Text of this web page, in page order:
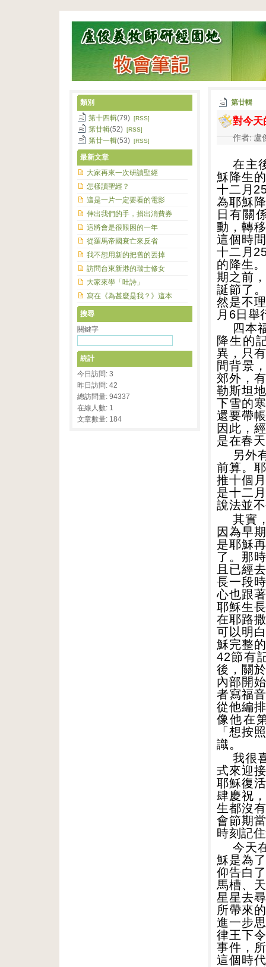
第廿輯
對今
作者: 盧
在主
穌降生
十二月
為耶穌
日有關
動，轉
這個時
十二月
的降生
期之前
誕節了
然是不
月 6日舉
四本
降生的
異，只
間背景
郊外，
勒斯坦
下雪的
還要帶
因此，
是在春
另外
前算。
推十個
是十二
說法並
其實
因為早
是耶穌
了。那
且已經
長一段
心也跟
耶穌生
在耶路
可以明
穌完整
42節有
後，關
內部開
者寫福
從他編
像他在
「想按
識。
我很
式來迎
耶穌復
肆慶祝
生都沒
會節期
時刻記
今天
穌是為
仰告白
馬槽、
星星去
所帶來
進一步
律王下
事件，
這個時
類別
第十四輯(79) [RSS]
第廿輯(52) [RSS]
第廿一輯(53) [RSS]
最新文章
大家再來一次研讀聖經
怎樣讀聖經？
這是一片一定要看的電影
伸出我們的手，捐出消費券
這將會是很艱困的一年
從羅馬帝國衰亡來反省
我不想用新的把舊的丟掉
訪問台東新港的瑞士修女
大家來學「吐詩」
寫在《為甚麼是我？》這本
搜尋
關鍵字
統計
今日訪問: 3
昨日訪問: 42
總訪問量: 94337
在線人數: 1
文章數量: 184